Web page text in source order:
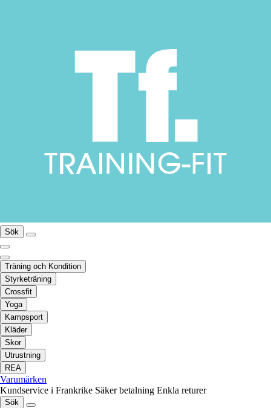
Sök
Träning och Kondition
Styrketräning
Crossfit
Yoga
Kampsport
Kläder
Skor
Utrustning
REA
Varumärken
Kundservice i Frankrike Säker betalning Enkla returer
Sök